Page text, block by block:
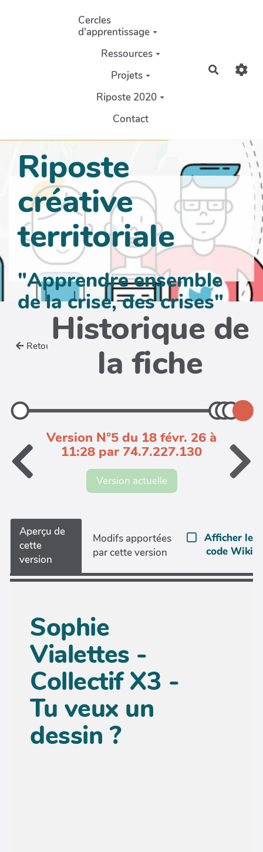
Aller au contenu principal
Cercles
d'apprentissage
Ressources
Projets
Riposte 2020
Contact
Riposte
créative
territoriale
"Apprendre ensemble
de la crise, des crises"
Retour Historique de
la fiche
Version N°5 du 18 févr. 26 à
11:28 par 74.7.227.130
Version actuelle
Aperçu de
cette
version
Modifs apportées
par cette version
Afficher le
code Wiki
Sophie
Vialettes -
Collectif X3 -
Tu veux un
dessin ?